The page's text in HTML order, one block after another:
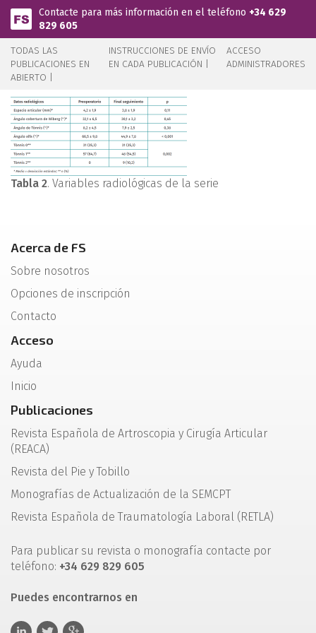
Pasar al contenido principal
Contacte para más información en el teléfono +34 629
829 605
TODAS LAS
PUBLICACIONES EN
ABIERTO |
INSTRUCCIONES DE ENVÍO
EN CADA PUBLICACIÓN |
ACCESO
ADMINISTRADORES
Tabla 2. Variables radiológicas de la serie
Acerca de FS
Sobre nosotros
Opciones de inscripción
Contacto
Acceso
Ayuda
Inicio
Publicaciones
Revista Española de Artroscopia y Cirugía Articular
(REACA)
Revista del Pie y Tobillo
Monografías de Actualización de la SEMCPT
Revista Española de Traumatología Laboral (RETLA)
Para publicar su revista o monografía contacte por
teléfono: +34 629 829 605
Puedes encontrarnos en